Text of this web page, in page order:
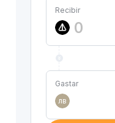
Recibir
Gastar
лв